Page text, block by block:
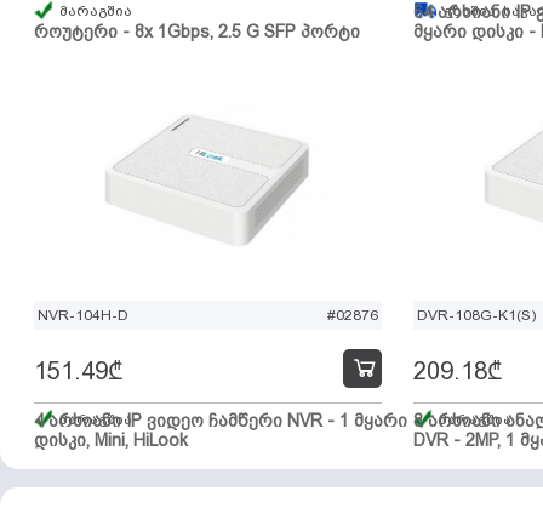
როუტერი - 8x 1Gbps, 2.5 G SFP პორტი
მარაგშია
64 არხიანი IP
მყარი დისკი -
გზაშია,
NVR-104H-D #02876
4 არხიანი IP ვიდეო ჩამწერი NVR - 1 მყარი
დისკი, Mini, HiLook
151.49₾
მარაგშია
DVR-108G-K1(S)
8 არხიანი
DVR - 2MP, 1
209.18₾
მარაგშია